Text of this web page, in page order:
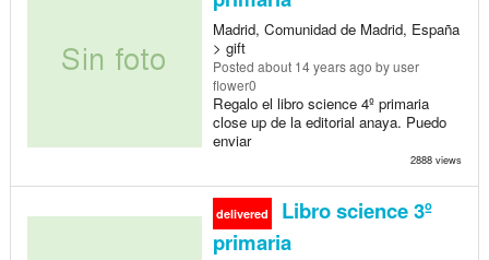
Madrid, Comunidad de Madrid, España
> gift
Posted about 14 years ago by user
flower0
Regalo el libro science 4º primaria
close up de la editorial anaya. Puedo
enviar
2888 views
delivered
Libro science 3º
primaria